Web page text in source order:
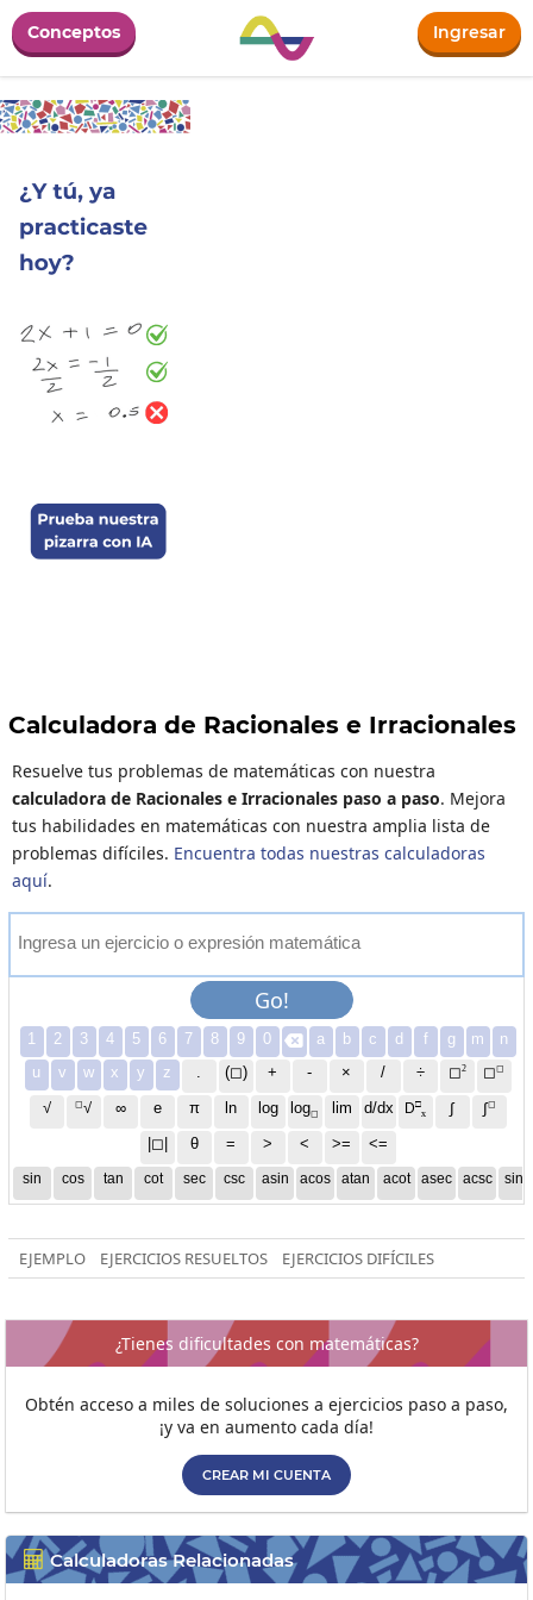
Conceptos Ingresar
Calculadora de Racionales e Irracionales
Resuelve tus problemas de matemáticas con nuestra
calculadora de Racionales e Irracionales paso a paso. Mejora
tus habilidades en matemáticas con nuestra amplia lista de
problemas difíciles. Encuentra todas nuestras calculadoras
aquí.
Ingresa un ejercicio o expresión matemática
Go!
1 2 3 4 5 6 7 8 9 0  a b c d f g m
n
u
v w x y z . (◻) + - × / ÷ ◻2 ◻◻
√ ◻√ ∞ e π ln log log◻ lim d/dx D□
x
∫ ∫◻
|◻| θ = > < >= <=
sin cos tan cot sec csc asin acos atan acot asec acsc sinh
EJEMPLO EJERCICIOS RESUELTOS EJERCICIOS DIFÍCILES
¿Tienes dificultades con matemáticas?
Obtén acceso a miles de soluciones a ejercicios paso a paso,
¡y va en aumento cada día!
CREAR MI CUENTA
 Calculadoras Relacionadas